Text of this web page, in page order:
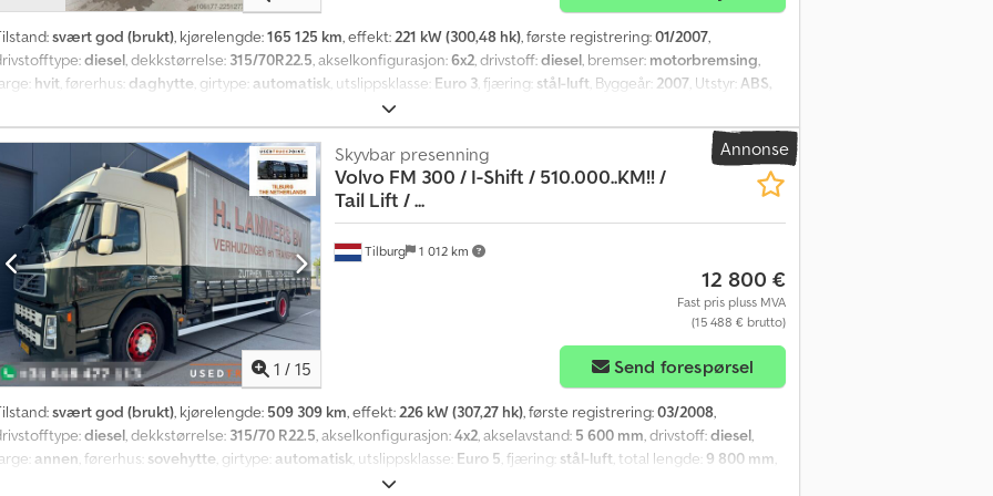
svært god (brukt), kjørelengde:165 125 km, effekt:221 kW (300,48 hk), første registrering:01/2007,
diesel, dekkstørrelse: 315/70R22.5, akselkonfigurasjon:6x2, drivstoff:diesel, bremser: motorbremsing,
hvit, førerhus: daghytte, girtype: automatisk, utslippsklasse: Euro 3, fjæring: stål-luft, Byggeår: 2007, Utstyr: ABS,
Annonse
1 / 15
Tilburg 1 012 km
Skyvbar presenning
Volvo FM 300 / I-Shift / 510.000..KM!! /
Tail Lift / ...
12 800 €
Fast pris pluss MVA
(15 488 € brutto)
Send forespørsel
svært god (brukt), kjørelengde: 509 309 km, effekt:226 kW (307,27 hk), første registrering:03/2008,
diesel, dekkstørrelse: 315/70 R22.5, akselkonfigurasjon:4x2, akselavstand: 5 600 mm, drivstoff:diesel,
annen, førerhus: sovehytte, girtype: automatisk, utslippsklasse: Euro 5, fjæring: stål-luft, total lengde: 9 800 mm,
, tillatt aksellast (aksel 2):
n
e
d
l
i
g
o
v
e
1
0
k
j
ø